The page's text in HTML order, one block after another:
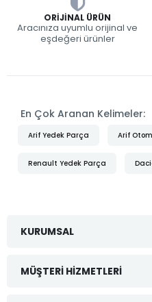
ORIJINAL ÜRÜN
Aracınıza uyumlu orijinal ve
eşdeğeri ürünler
En Çok Aranan Kelimeler:
Arif Yedek Parça Arif
Renault Yedek Parça
KURUMSAL
MÜŞTERI HIZMETLERI